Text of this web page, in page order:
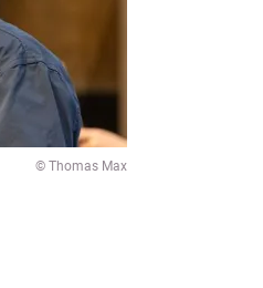
© Thomas Max